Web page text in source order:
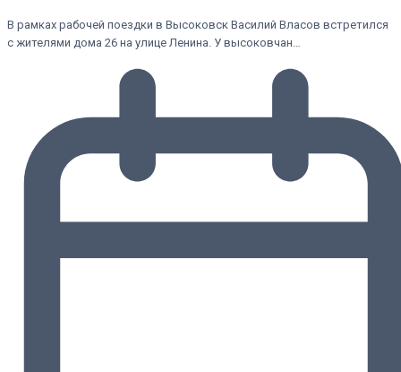
В рамках рабочей поездки в Высоковск Василий Власов встретился
с жителями дома 26 на улице Ленина. У высоковчан…